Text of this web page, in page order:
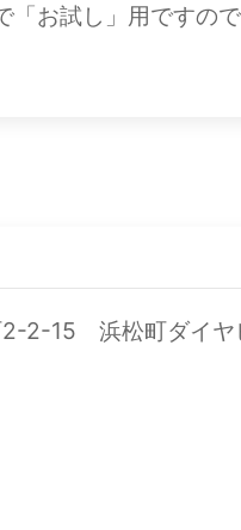
「お試し」用ですの
2-2-15 浜松町ダイヤ